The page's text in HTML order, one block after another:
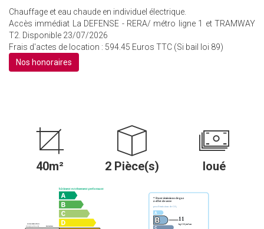
Chauffage et eau chaude en individuel électrique.
Accès immédiat La DEFENSE - RERA/ métro ligne 1 et TRAMWAY
T2. Disponible 23/07/2026
Frais d'actes de location : 594.45 Euros TTC (Si bail loi 89)
Nos honoraires
40m² 2 Pièce(s) loué